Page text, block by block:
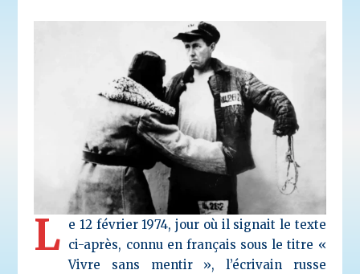
L e 12 février 1974, jour où il signait le texte
ci-après, connu en français sous le titre «
Vivre sans mentir », l’écrivain russe